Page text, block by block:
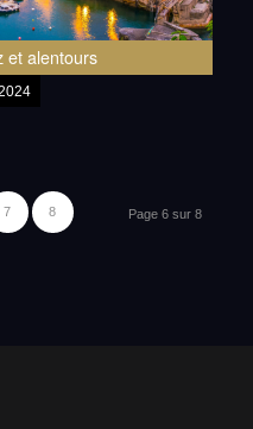
et alentours
Page 6 sur 8
7 8